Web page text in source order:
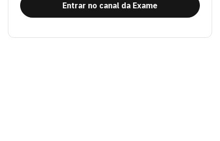
Entrar no canal da Exame